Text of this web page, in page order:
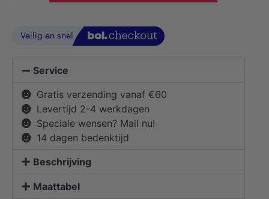
Service
Gratis verzending vanaf €60
Levertijd 2-4 werkdagen
Speciale wensen? Mail nu!
14 dagen bedenktijd
Beschrijving
Maattabel